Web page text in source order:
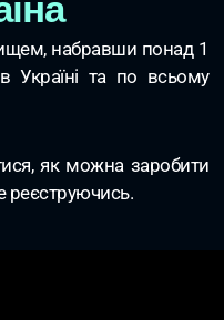
набравши понад 1
Україні та по всьому
як можна заробити
реєструючись.